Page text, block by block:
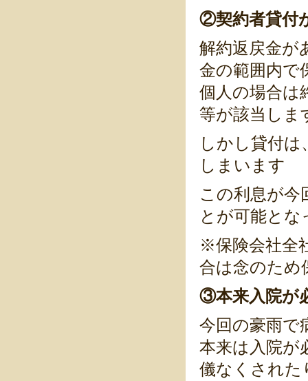
②契約者貸付
解約返戻金が
金の範囲内で
個人の場合は
等が該当しま
しかし貸付
しまいます
この利息が今
とが可能と
※保険会社全
合は念のため
③本来入院が
今回の豪雨で
本来は入院が
儀なくされた